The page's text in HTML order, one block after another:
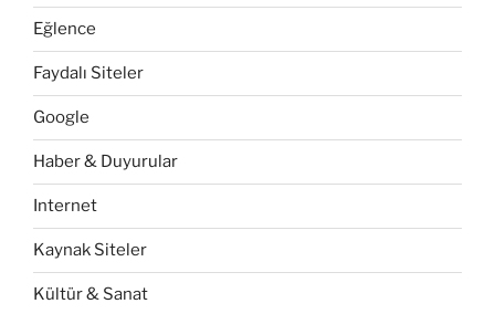
Eğlence
Faydalı Siteler
Google
Haber & Duyurular
Internet
Kaynak Siteler
Kültür & Sanat